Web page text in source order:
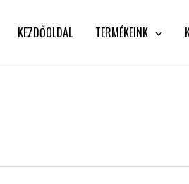
KEZDŐOLDAL TERMÉKEINK